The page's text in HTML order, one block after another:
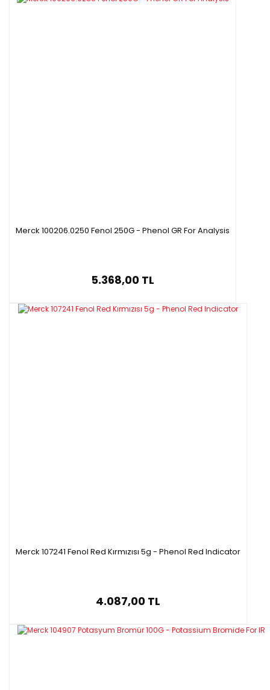
Merck 100206.0250 Fenol 250G - Phenol GR For Analysis
5.368,00 TL
Merck 107241 Fenol Red Kırmızısı 5g - Phenol Red Indicator
4.087,00 TL